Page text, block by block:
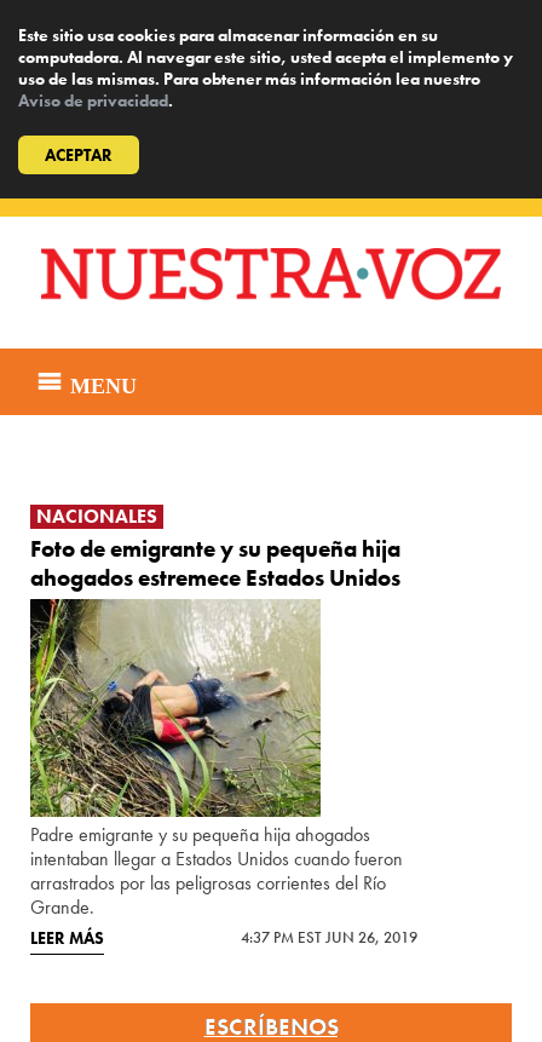
Este sitio usa cookies para almacenar información en su
computadora. Al navegar este sitio, usted acepta el implemento y
uso de las mismas. Para obtener más información lea nuestro
Aviso de privacidad.
ACEPTAR
content
MENU
NACIONALES
Foto de emigrante y su pequeña hija
ahogados estremece Estados Unidos
Padre emigrante y su pequeña hija ahogados
intentaban llegar a Estados Unidos cuando fueron
arrastrados por las peligrosas corrientes del Río
Grande.
LEER MÁS 4:37 PM EST JUN 26, 2019
ESCRÍBENOS